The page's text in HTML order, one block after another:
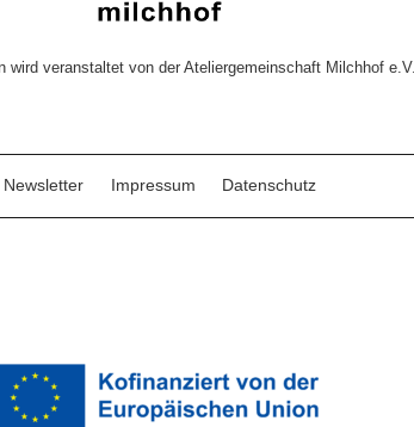
wird veranstaltet von der Ateliergemeinschaft Milchhof e.V.
Newsletter Impressum Datenschutz